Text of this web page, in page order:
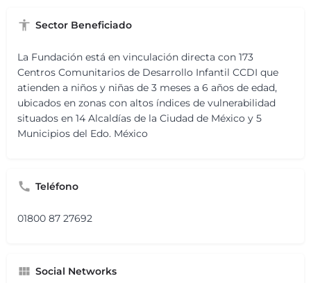
Sector Beneficiado
La Fundación está en vinculación directa con 173
Centros Comunitarios de Desarrollo Infantil CCDI que
atienden a niños y niñas de 3 meses a 6 años de edad,
ubicados en zonas con altos índices de vulnerabilidad
situados en 14 Alcaldías de la Ciudad de México y 5
Municipios del Edo. México
Teléfono
01800 87 27692
Social Networks